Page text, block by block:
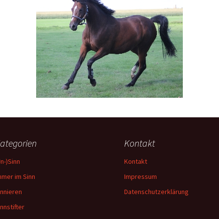
)Sinn
im Sinn
Kontakt
Kontakt
Impressum
Datenschutzerklärung